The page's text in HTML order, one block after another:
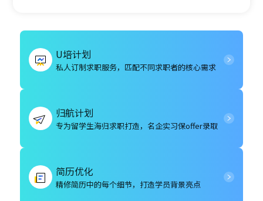
U培计划
私人订制求职服务，匹配不同求职者的核心需求
归航计划
专为留学生海归求职打造，名企实习保offer录取
简历优化
精修简历中的每个细节，打造学员背景亮点